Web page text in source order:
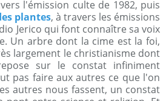
l'émission culte de 1982, puis
plantes, à travers les émissions
Jerico qui font connaître sa voix
Un arbre dont la cime est la foi,
largement le christianisme dont
sur le constat infiniment
pas faire aux autres ce que l'on
autres nous fassent, un constat